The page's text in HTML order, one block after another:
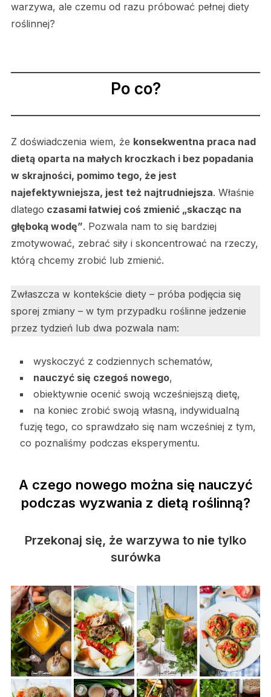
warzywa, ale czemu od razu próbować pełnej diety
roślinnej?
Po co?
Z doświadczenia wiem, że konsekwentna praca nad
dietą oparta na małych kroczkach i bez popadania
w skrajności, pomimo tego, że jest
najefektywniejsza, jest też najtrudniejsza. Właśnie
dlatego czasami łatwiej coś zmienić „skacząc na
głęboką wodę”. Pozwala nam to się bardziej
zmotywować, zebrać siły i skoncentrować na rzeczy,
którą chcemy zrobić lub zmienić.
Zwłaszcza w kontekście diety – próba podjęcia się
sporej zmiany – w tym przypadku roślinne jedzenie
przez tydzień lub dwa pozwala nam:
wyskoczyć z codziennych schematów,
nauczyć się czegoś nowego,
obiektywnie ocenić swoją wcześniejszą dietę,
na koniec zrobić swoją własną, indywidualną
fuzję tego, co sprawdzało się nam wcześniej z tym,
co poznaliśmy podczas eksperymentu.
A czego nowego można się nauczyć
podczas wyzwania z dietą roślinną?
Przekonaj się, że warzywa to nie tylko
surówka